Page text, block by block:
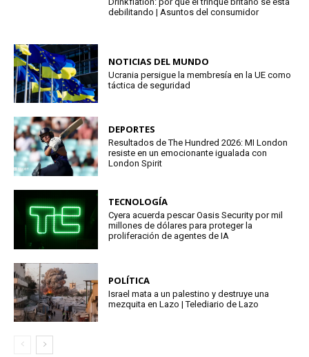
debilitando | Asuntos del consumidor
NOTICIAS DEL MUNDO
Ucrania persigue la membresía en la UE como
táctica de seguridad
DEPORTES
Resultados de The Hundred 2026: MI London
resiste en un emocionante igualada con
London Spirit
TECNOLOGÍA
Cyera acuerda pescar Oasis Security por mil
millones de dólares para proteger la
proliferación de agentes de IA
POLÍTICA
Israel mata a un palestino y destruye una
mezquita en Lazo | Telediario de Lazo